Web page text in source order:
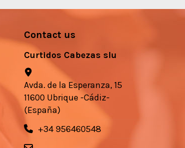
Contact us
Curtidos Cabezas slu
Avda. de la Esperanza, 15
11600 Ubrique -Cádiz-
(España)
+34 956460548